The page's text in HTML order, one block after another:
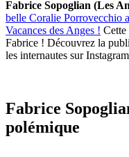
Fabrice Sopoglian (Les
belle Coralie Porrovecchio
Vacances des Anges ! Cette
Fabrice ! Découvrez la
les internautes sur
Fabrice
polémique